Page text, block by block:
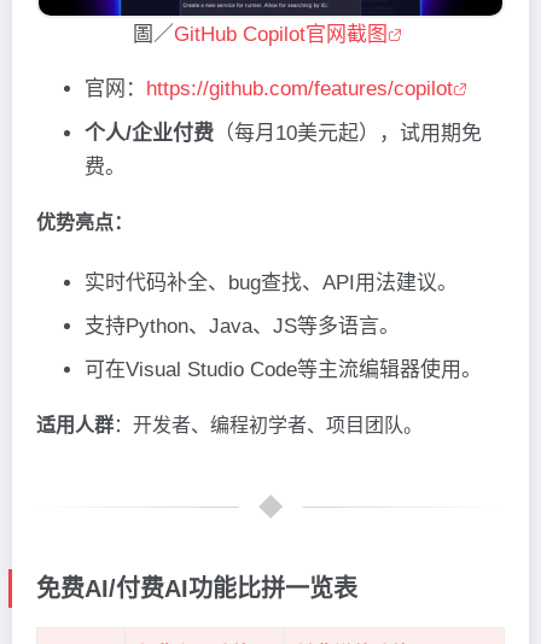
圖／ GitHub Copilot官网截图
官网：
https://github.com/features/copilot
个人/企业付费 （每月10美元起），试用期免
费。
优势亮点：
实时代码补全、bug查找、API用法建议。
支持Python、Java、JS等多语言。
可在Visual Studio Code等主流编辑器使用。
适用人群：开发者、编程初学者、项目团队。
免费AI/付费AI功能比拼一览表